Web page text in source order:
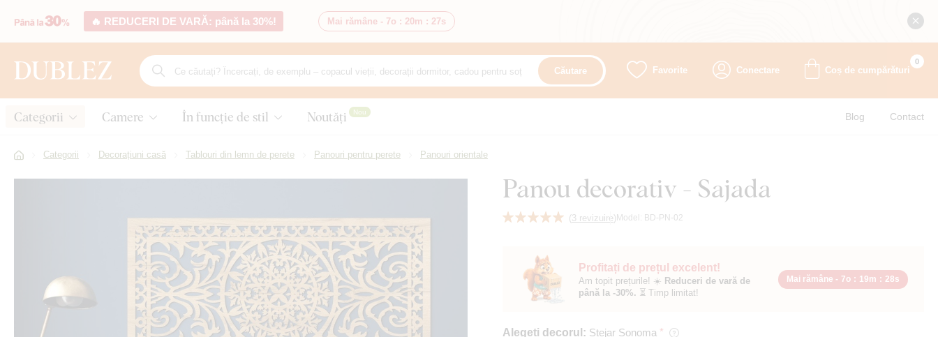
🔥 REDUCERI DE VARĂ: până la 30%! Mai rămâne - 7o : 20m : 26s
Căutare Favorite Conectare Coș de cumpărături
0
Categorii Camere În funcție de stil Noutăți Nou Blog Contact
Categorii Decorațiuni casă Tablouri din lemn de perete Panouri pentru perete Panouri orientale
Panou decorativ - Sajada
(3 revizuire) Model: BD-PN-02
Profitați de prețul excelent!
Am topit prețurile! ☀️ Reduceri de vară de
până la -30%. ⏳ Timp limitat!
Mai rămâne - 7o : 19m : 26s
Alegeți decorul: Stejar Sonoma